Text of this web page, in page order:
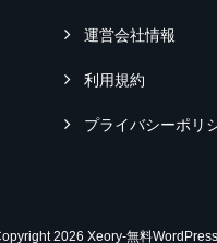
運営会社情報
利用規約
プライバシーポリ
2026 Xeory-無料